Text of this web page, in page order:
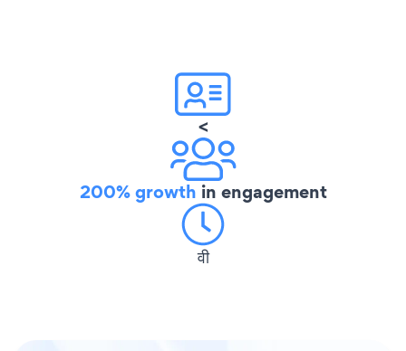
<
200% growth in engagement
वी